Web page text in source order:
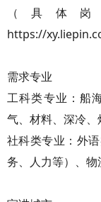
（具体
https://
需求专业
工科类专业：船
气、材料、深冷、
社科类专业：外
务、人力等）、物